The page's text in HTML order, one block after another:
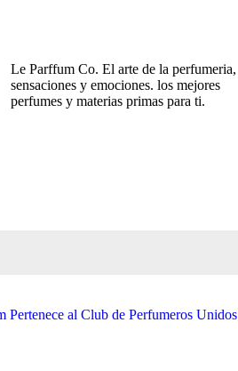
Le Parffum Co. El arte de la perfumeria,
sensaciones y emociones. los mejores
perfumes y materias primas para ti.
Pertenece al Club de Perfumeros Unidos